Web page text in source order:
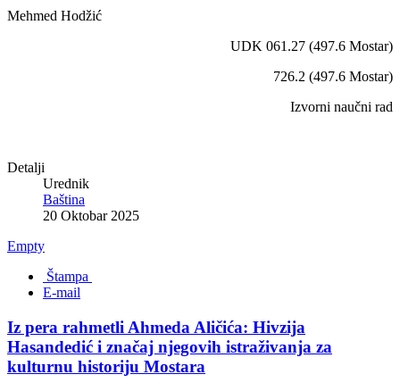
Mehmed Hodžić
UDK 061.27 (497.6 Mostar)
726.2 (497.6 Mostar)
Izvorni naučni rad
Detalji
Urednik
Baština
20 Oktobar 2025
Empty
Štampa
E-mail
Iz pera rahmetli Ahmeda Aličića: Hivzija
Hasandedić i značaj njegovih istraživanja za
kulturnu historiju Mostara